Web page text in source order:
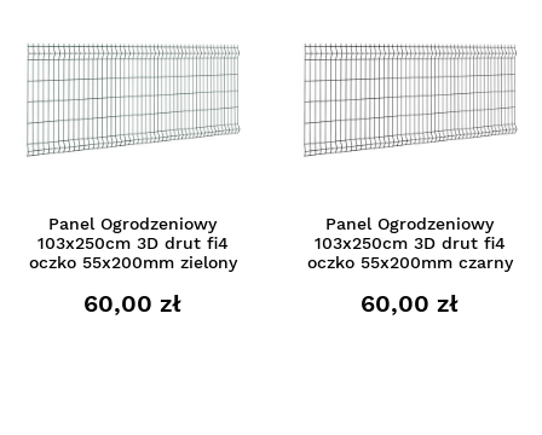
Panel Ogrodzeniowy
103x250cm 3D drut fi4
oczko 55x200mm zielony
60,00 zł
Panel Ogrodzeniowy
103x250cm 3D drut fi4
oczko 55x200mm czarny
60,00 zł